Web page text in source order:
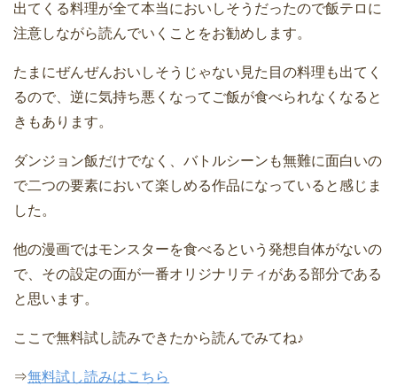
出てくる料理が全て本当においしそうだったので飯テロに
注意しながら読んでいくことをお勧めします。
たまにぜんぜんおいしそうじゃない見た目の料理も出てく
るので、逆に気持ち悪くなってご飯が食べられなくなると
きもあります。
ダンジョン飯だけでなく、バトルシーンも無難に面白いの
で二つの要素において楽しめる作品になっていると感じま
した。
他の漫画ではモンスターを食べるという発想自体がないの
で、その設定の面が一番オリジナリティがある部分である
と思います。
ここで無料試し読みできたから読んでみてね♪
⇒無料試し読みはこちら